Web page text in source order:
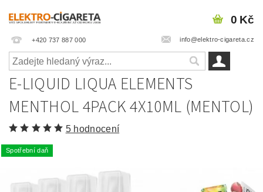
+420 737 887 000 info@elektro-cigareta.cz
0 Kč
E-LIQUID LIQUA ELEMENTS
MENTHOL 4PACK 4X10ML (MENTOL)
5 hodnocení
Spotřební daň